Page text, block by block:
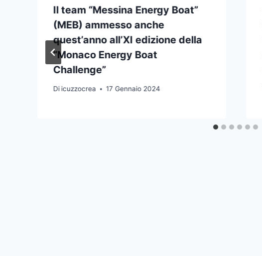
Il team “Messina Energy Boat”
(MEB) ammesso anche
quest’anno all’XI edizione della
“Monaco Energy Boat
Challenge”
Diicuzzocrea 17 Gennaio 2024